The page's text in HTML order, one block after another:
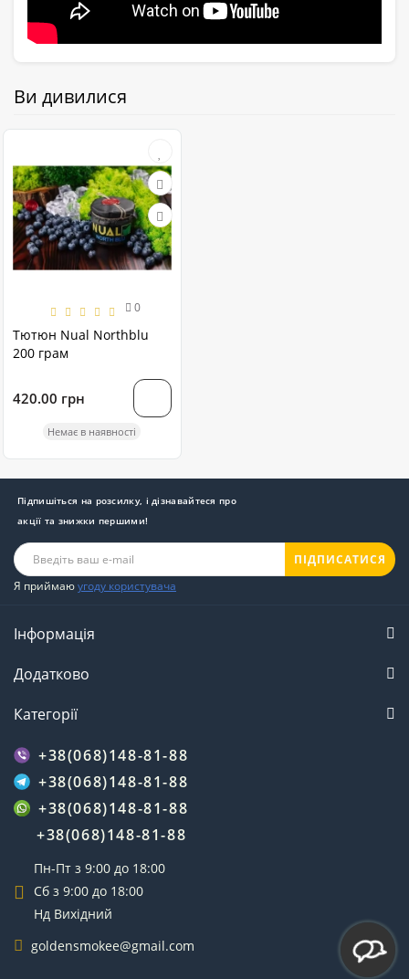
Ви дивилися
0
Тютюн Nual Northblu
200 грам
420.00 грн
Немає в наявності
Підпишіться на розсилку, і дізнавайтеся про
акції та знижки першими!
ПІДПИСАТИСЯ
Я приймаюугоду користувача
Інформація
Додатково
Категорії
+38(068)148-81-88
+38(068)148-81-88
+38(068)148-81-88
+38(068)148-81-88
Пн-Пт з 9:00 до 18:00
Сб з 9:00 до 18:00
Нд Вихідний
goldensmokee@gmail.com